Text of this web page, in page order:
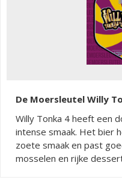
De Moersleutel Willy
Willy Tonka 4 heeft een
intense smaak. Het bier
zoete smaak en past
mosselen en rijke